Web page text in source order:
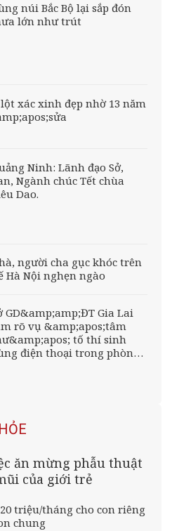
núi Bắc Bộ lại sắp đón
lớn như trút
xác xinh đẹp nhờ 13 năm
Ninh: Lãnh đạo Sở,
Ngành chúc Tết chùa
Dao.
người cha gục khóc trên
Nội nghẹn ngào
GD&amp;amp;ĐT Gia Lai
rõ vụ &amp;apos;tâm
tố thí sinh
điện thoại trong phòng
ăn mừng phẫu thuật
của giới trẻ
triệu/tháng cho con riêng
chung